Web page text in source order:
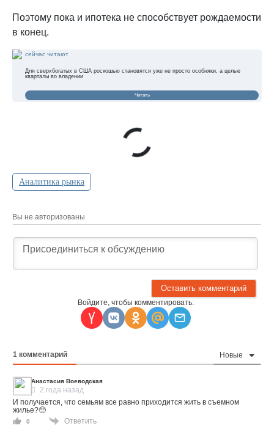
Поэтому пока и ипотека не способствует рождаемости
в конец.
сейчас читают
Для сверхбогатых в США роскошью становятся уже не просто особняки, а целые
кварталы во владении
Читать
Аналитика рынка
Вы не авторизованы
Войдите, чтобы комментировать:
1 комментарий Новые
Анастасия Воеводская
2 года назад
И получается, что семьям все равно приходится жить в съемном
жилье?🥺
0 Ответить